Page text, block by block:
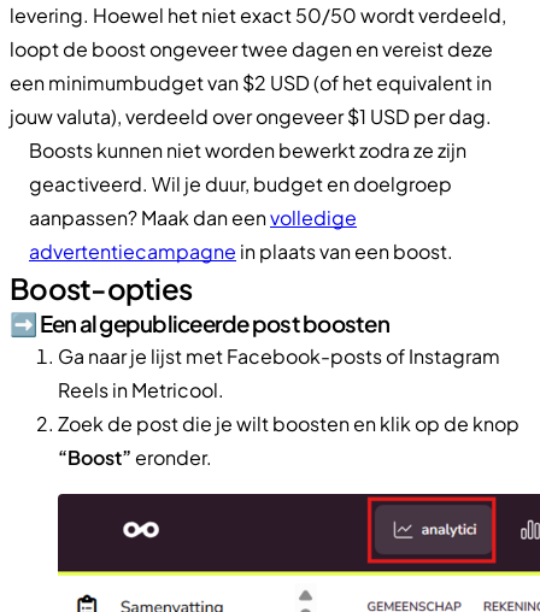
levering. Hoewel het niet exact 50/50 wordt verdeeld,
loopt de boost ongeveer twee dagen en vereist deze
een minimumbudget van $2 USD (of het equivalent in
jouw valuta), verdeeld over ongeveer $1 USD per dag.
Boosts kunnen niet worden bewerkt zodra ze zijn
geactiveerd. Wil je duur, budget en doelgroep
aanpassen? Maak dan eenvolledige
advertentiecampagne in plaats van een boost.
Boost-opties
➡️​ Een al gepubliceerde post boosten
Ga naar je lijst met Facebook-posts of Instagram
Reels in Metricool.
Zoek de post die je wilt boosten en klik op de knop
“Boost”eronder.